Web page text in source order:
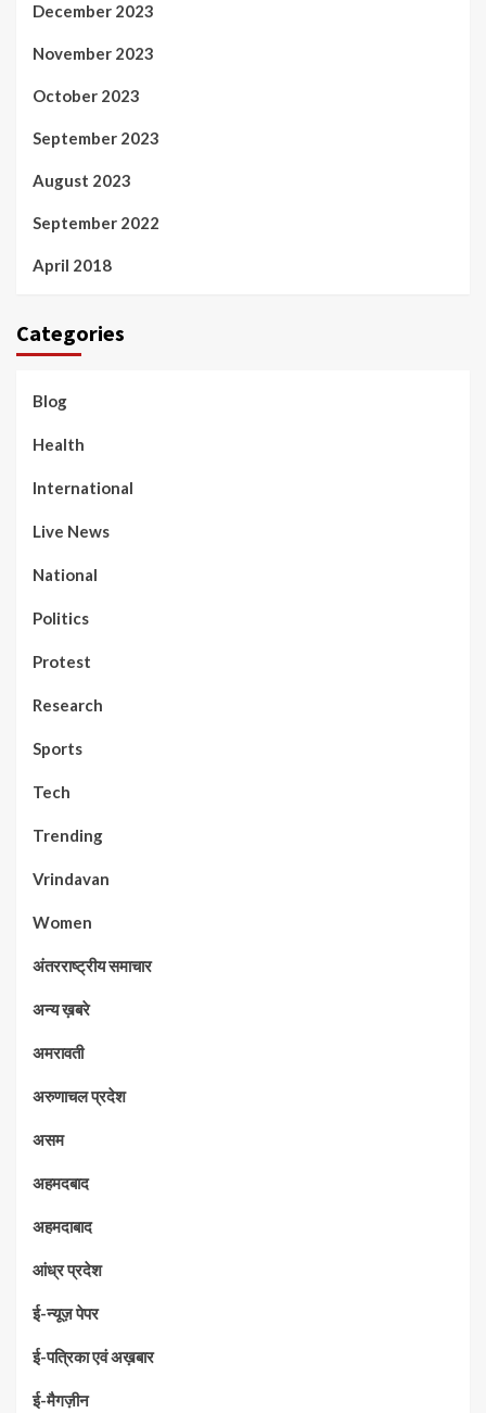
December 2023
November 2023
October 2023
September 2023
August 2023
September 2022
April 2018
Categories
Blog
Health
International
Live News
National
Politics
Protest
Research
Sports
Tech
Trending
Vrindavan
Women
अंतरराष्ट्रीय समाचार
अन्य ख़बरे
अमरावती
अरुणाचल प्रदेश
असम
अहमदबाद
अहमदाबाद
आंध्र प्रदेश
ई-न्यूज़ पेपर
ई-पत्रिका एवं अख़बार
ई-मैगज़ीन